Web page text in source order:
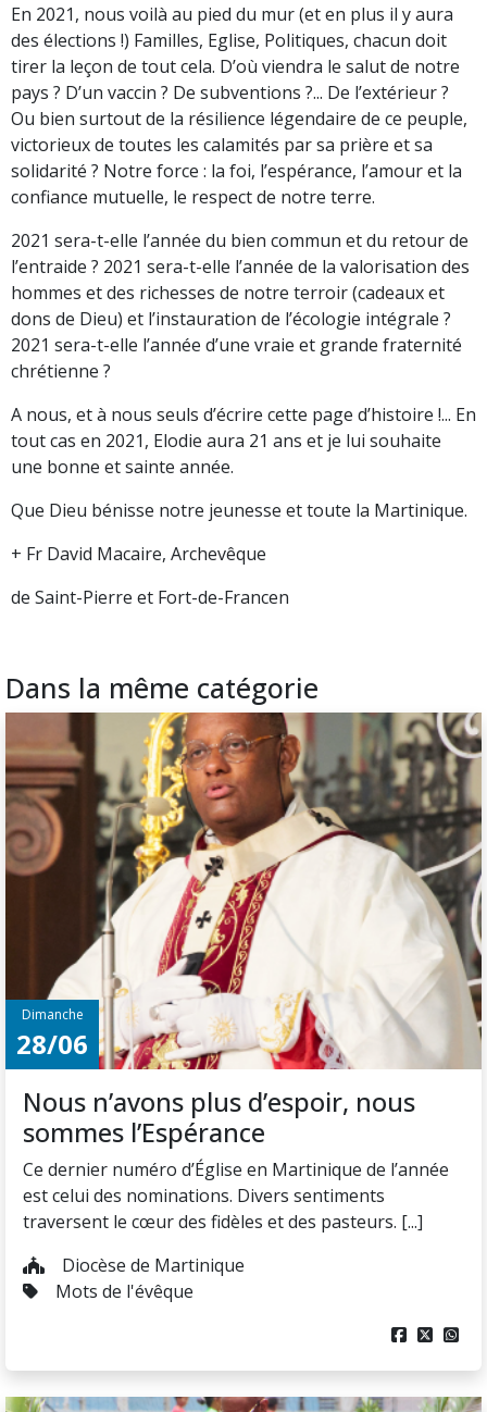
En 2021, nous voilà au pied du mur (et en plus il y aura
des élections !) Familles, Eglise, Politiques, chacun doit
tirer la leçon de tout cela. D’où viendra le salut de notre
pays ? D’un vaccin ? De subventions ?... De l’extérieur ?
Ou bien surtout de la résilience légendaire de ce peuple,
victorieux de toutes les calamités par sa prière et sa
solidarité ? Notre force : la foi, l’espérance, l’amour et la
confiance mutuelle, le respect de notre terre.
2021 sera-t-elle l’année du bien commun et du retour de
l’entraide ? 2021 sera-t-elle l’année de la valorisation des
hommes et des richesses de notre terroir (cadeaux et
dons de Dieu) et l’instauration de l’écologie intégrale ?
2021 sera-t-elle l’année d’une vraie et grande fraternité
chrétienne ?
A nous, et à nous seuls d’écrire cette page d’histoire !... En
tout cas en 2021, Elodie aura 21 ans et je lui souhaite
une bonne et sainte année.
Que Dieu bénisse notre jeunesse et toute la Martinique.
+ Fr David Macaire, Archevêque
de Saint-Pierre et Fort-de-Francen
Dans la même catégorie
Dimanche
28/06
Nous n’avons plus d’espoir, nous
sommes l’Espérance
Ce dernier numéro d’Église en Martinique de l’année
est celui des nominations. Divers sentiments
traversent le cœur des fidèles et des pasteurs. [...]
Diocèse de Martinique
Mots de l'évêque
  